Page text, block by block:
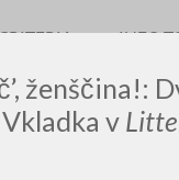
v
INFO